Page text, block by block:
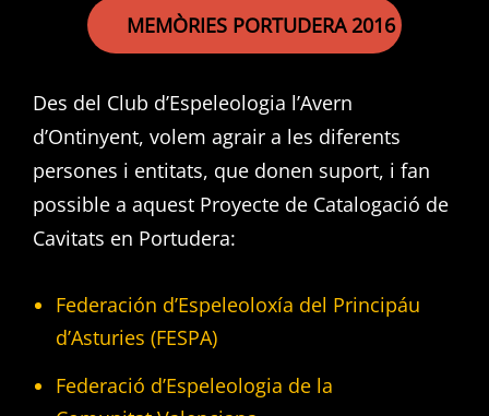
MEMÒRIES PORTUDERA 2016
Des del Club d’Espeleologia l’Avern
d’Ontinyent, volem agrair a les diferents
persones i entitats, que donen suport, i fan
possible a aquest Proyecte de Catalogació de
Cavitats en Portudera:
Federación d’Espeleoloxía del Principáu
d’Asturies (FESPA)
Federació d’Espeleologia de la